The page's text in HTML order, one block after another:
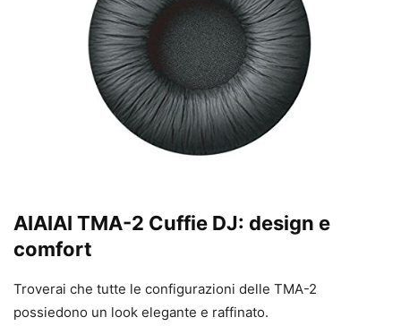
AIAIAI TMA-2 Cuffie DJ: design e
comfort
Troverai che tutte le configurazioni delle TMA-2
possiedono un look elegante e raffinato.